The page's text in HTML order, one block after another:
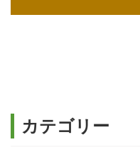
カテゴリー